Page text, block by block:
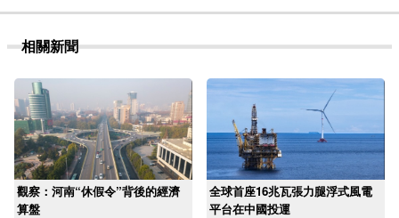
相關新聞
觀察：河南“休假令”背後的經濟
算盤
全球首座16兆瓦張力腿浮式風電
平台在中國投運